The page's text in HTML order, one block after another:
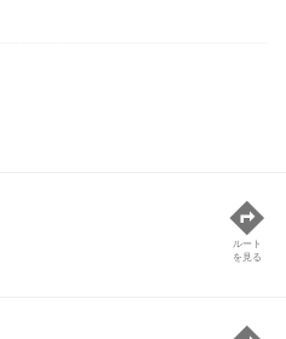
ルート
を見る